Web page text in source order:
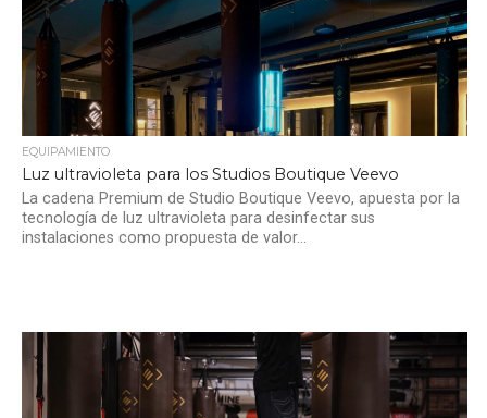
EQUIPAMIENTO
Luz ultravioleta para los Studios Boutique Veevo
La cadena Premium de Studio Boutique Veevo, apuesta por la
tecnología de luz ultravioleta para desinfectar sus
instalaciones como propuesta de valor...